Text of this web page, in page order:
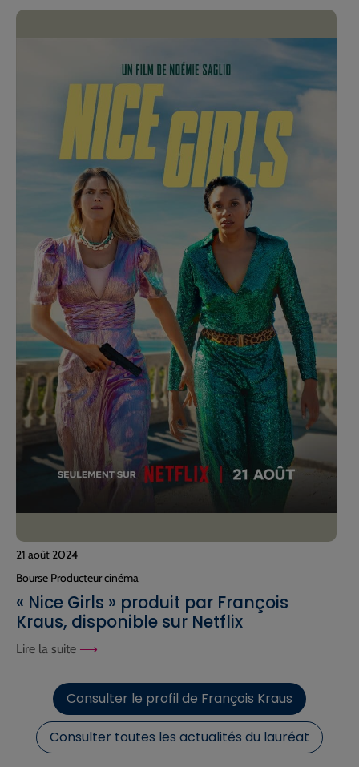
21 août 2024
Bourse Producteur cinéma
« Nice Girls » produit par François
Kraus, disponible sur Netflix
Lire la suite
Consulter le profil de François Kraus
Consulter toutes les actualités du lauréat